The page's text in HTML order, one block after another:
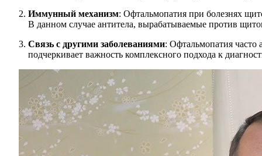
Иммунный механизм: Офтальмопатия при болезнях
В данном случае антитела, вырабатываемые против
Связь с другими заболеваниями: Офтальмопатия часто
подчеркивает важность комплексного подхода к